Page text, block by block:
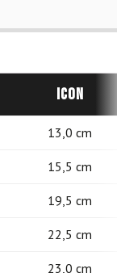
Icon
13,0 cm
15,5 cm
19,5 cm
22,5 cm
23,0 cm